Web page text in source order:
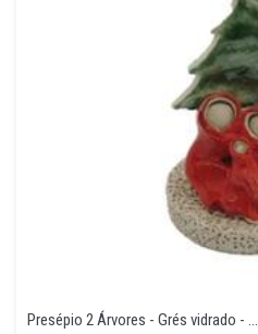
Presépio 2 Árvores - Grés vidrado - ...